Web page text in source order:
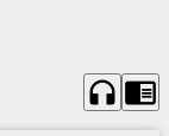
headphones chrome_reader_mode